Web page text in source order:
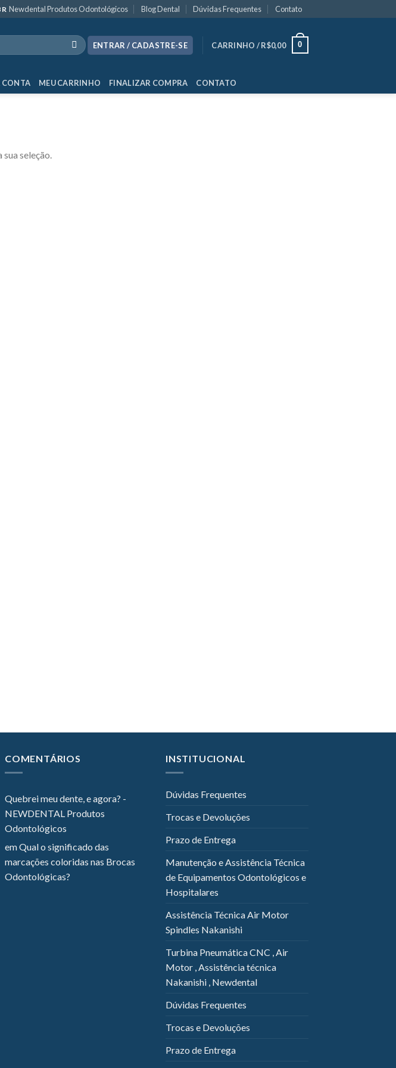
Newdental Produtos Odontológicos Blog Dental Dúvidas Frequentes Contato
ENTRAR / CADASTRE-SE CARRINHO /R$0,00 0
MEU CARRINHO FINALIZAR COMPRA CONTATO
seleção.
COMENTÁRIOS
Quebrei meu dente, e agora? -
NEWDENTAL Produtos
Odontológicos
emQual o significado das
marcações coloridas nas Brocas
Odontológicas?
INSTITUCIONAL
Dúvidas Frequentes
Trocas e Devoluções
Prazo de Entrega
Manutenção e Assistência Técnica
de Equipamentos Odontológicos e
Hospitalares
Assistência Técnica Air Motor
Spindles Nakanishi
Turbina Pneumática CNC , Air
Motor , Assistência técnica
Nakanishi , Newdental
Dúvidas Frequentes
Trocas e Devoluções
Prazo de Entrega